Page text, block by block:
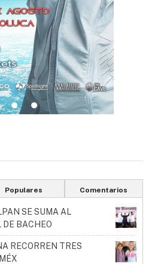
Populares Comentarios
SE SUMA AL
DE BACHEO
RECORREN TRES